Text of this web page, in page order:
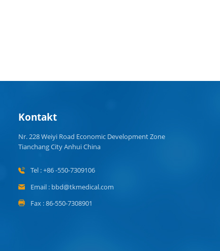
Kontakt
Nr. 228 Weiyi Road Economic Development Zone
Tianchang City Anhui China
Tel : +86 -550-7309106
Email : bbd@tkmedical.com
Fax : 86-550-7308901